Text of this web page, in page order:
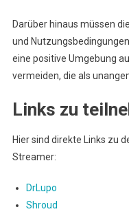
Darüber hinaus müssen
und
eine positive Umgebung
vermeiden, die als
Links zu
Hier sind direkte Links zu
Streamer:
DrLupo
Shroud